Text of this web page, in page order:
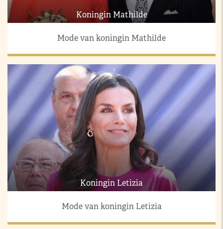
Koningin Mathilde
Mode van koningin Mathilde
Koningin Letizia
Mode van koningin Letizia